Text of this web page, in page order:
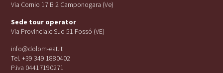
Via Cornio 17 B 2 Camponogara (Ve)
Sede tour operator
Via Provinciale Sud 51 Fossó (VE)
info@dolom-eat.it
Tel. +39 349 1880402
P.iva 04417190271